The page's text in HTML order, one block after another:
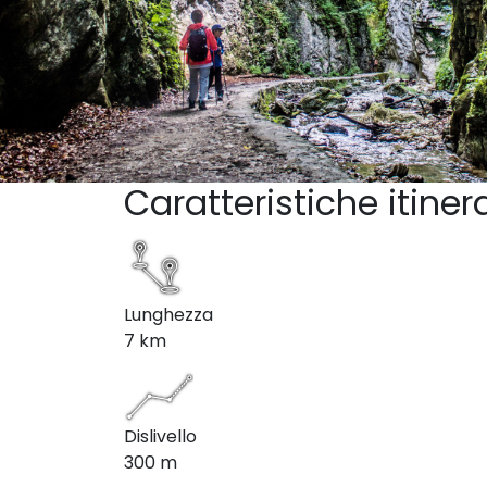
Caratteristiche
Lunghezza
7 km
Dislivello
300 m